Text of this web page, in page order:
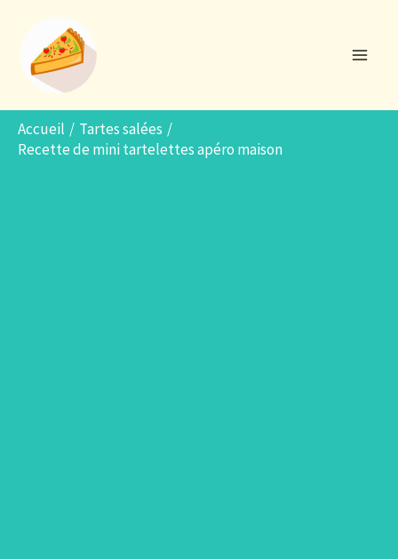
contenu
Accueil
Tartes salées
Recette de mini tartelettes apéro maison